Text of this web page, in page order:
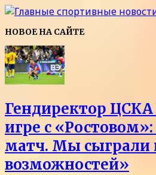
НОВОЕ НА САЙТЕ
Гендиректор
игре с
матч. Мы сыграли
возможностей»